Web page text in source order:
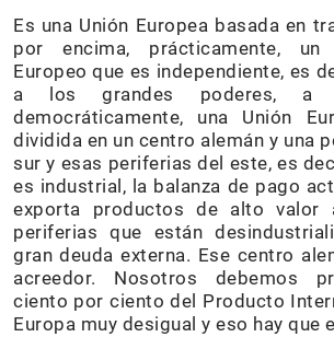
Es una Unión Europea basada en
por encima, prácticamente, un
Europeo que es independiente, es
a los grandes poderes, a
democráticamente, una Unión
dividida en un centro alemán y una
sur y esas periferias del este, es
es industrial, la balanza de pago
exporta productos de alto valor
periferias que están
gran deuda externa. Ese centro
acreedor. Nosotros debemos
ciento por ciento del Producto
Europa muy desigual y eso hay que